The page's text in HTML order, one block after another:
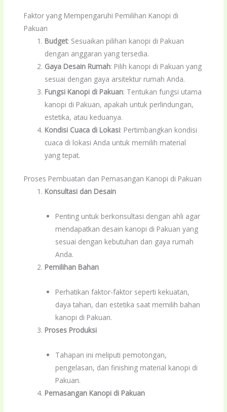
Faktor yang Mempengaruhi Pemilihan Kanopi di
Pakuan
Budget: Sesuaikan pilihan kanopi di Pakuan
dengan anggaran yang tersedia.
Gaya Desain Rumah: Pilih kanopi di Pakuan yang
sesuai dengan gaya arsitektur rumah Anda.
Fungsi Kanopi di Pakuan: Tentukan fungsi utama
kanopi di Pakuan, apakah untuk perlindungan,
estetika, atau keduanya.
Kondisi Cuaca di Lokasi: Pertimbangkan kondisi
cuaca di lokasi Anda untuk memilih material
yang tepat.
Proses Pembuatan dan Pemasangan Kanopi di Pakuan
Konsultasi dan Desain
Penting untuk berkonsultasi dengan ahli agar
mendapatkan desain kanopi di Pakuan yang
sesuai dengan kebutuhan dan gaya rumah
Anda.
Pemilihan Bahan
Perhatikan faktor-faktor seperti kekuatan,
daya tahan, dan estetika saat memilih bahan
kanopi di Pakuan.
Proses Produksi
Tahapan ini meliputi pemotongan,
pengelasan, dan finishing material kanopi di
Pakuan.
Pemasangan Kanopi di Pakuan